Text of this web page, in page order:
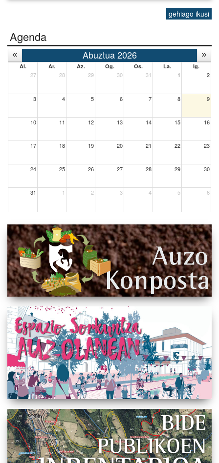
gehiago ikusi
Agenda
Abuztua 2026
Al. Ar. Az. Og. Os. La. Ig.
27 28 29 30 31 1 2
3 4 5 6 7 8 9
10 11 12 13 14 15 16
17 18 19 20 21 22 23
24 25 26 27 28 29 30
31 1 2 3 4 5 6